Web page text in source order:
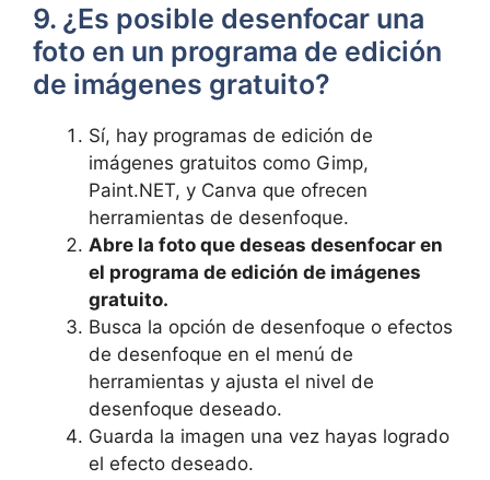
9. ¿Es posible desenfocar‍ una
foto⁣ en un programa‍ de edición ​
de imágenes gratuito?
Sí, hay programas de edición de
imágenes gratuitos ‍como Gimp,
Paint.NET, y Canva que ofrecen
⁤herramientas de desenfoque.
Abre‍ la foto ⁣que deseas desenfocar en‌
el programa de ⁤edición de ⁣imágenes
gratuito.
Busca‌ la​ opción de desenfoque o ‍efectos
de desenfoque en el⁤ menú de
herramientas y ajusta el ⁣nivel de​
desenfoque ⁤deseado.
Guarda la imagen⁤ una vez hayas logrado
el efecto ‍deseado.